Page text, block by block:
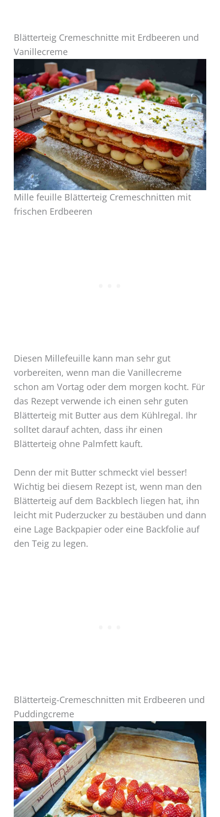
Blätterteig Cremeschnitte mit Erdbeeren und
Vanillecreme
Mille feuille Blätterteig Cremeschnitten mit
frischen Erdbeeren
Diesen Millefeuille kann man sehr gut
vorbereiten, wenn man die Vanillecreme
schon am Vortag oder dem morgen kocht. Für
das Rezept verwende ich einen sehr guten
Blätterteig mit Butter aus dem Kühlregal. Ihr
solltet darauf achten, dass ihr einen
Blätterteig ohne Palmfett kauft.
Denn der mit Butter schmeckt viel besser!
Wichtig bei diesem Rezept ist, wenn man den
Blätterteig auf dem Backblech liegen hat, ihn
leicht mit Puderzucker zu bestäuben und dann
eine Lage Backpapier oder eine Backfolie auf
den Teig zu legen.
Blätterteig-Cremeschnitten mit Erdbeeren und
Puddingcreme